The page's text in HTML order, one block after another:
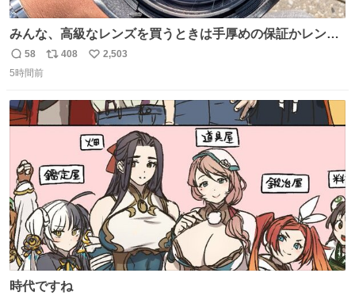
みんな、高級なレンズを買うときは手厚めの保証かレンズ
保護フィルターをちゃんと付けておくんだぞ、お兄さんと
返
信
58
リ
ト
数
408
い
数
2,503
5時間前
時代ですね